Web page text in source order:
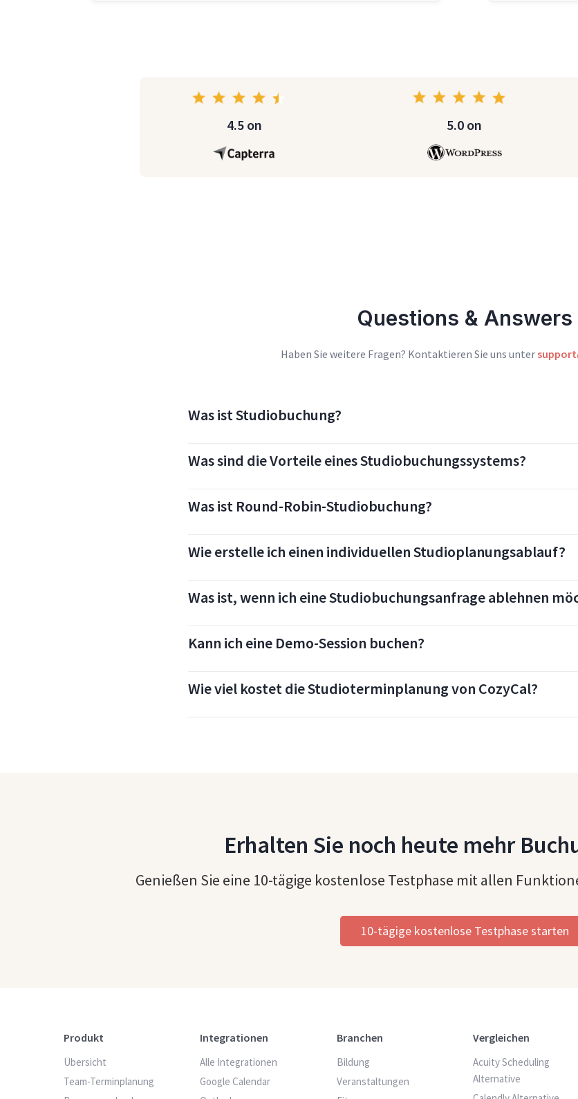
4.5 on 5.0 on
Questions & Answers
Haben Sie weitere Fragen? Kontaktieren Sie uns unter
Was ist Studiobuchung?
Was sind die Vorteile eines Studiobuchungssystems?
Was ist Round-Robin-Studiobuchung?
Wie erstelle ich einen individuellen Studioplanungsablauf?
Was ist, wenn ich eine Studiobuchungsanfrage ablehnen
Kann ich eine Demo-Session buchen?
Wie viel kostet die Studioterminplanung von CozyCal?
Erhalten Sie noch heute mehr
Genießen Sie eine 10-tägige kostenlose Testphase mit allen
10-tägige kostenlose Testphase starten
Produkt
Übersicht
Team-Terminplanung
Integrationen
Alle Integrationen
Google Calendar
Branchen
Bildung
Veranstaltungen
Vergleichen
Acuity Scheduling
Alternative